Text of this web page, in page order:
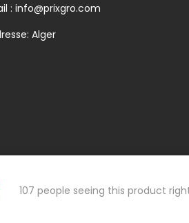
: info@prixgro.com
Alger
107 people seeing this product